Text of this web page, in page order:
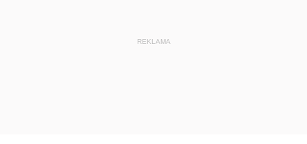
REKLAMA